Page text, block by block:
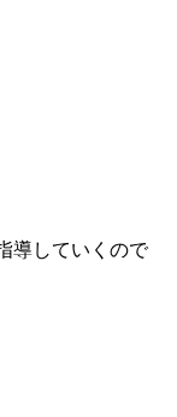
導していくので